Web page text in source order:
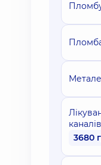
3680